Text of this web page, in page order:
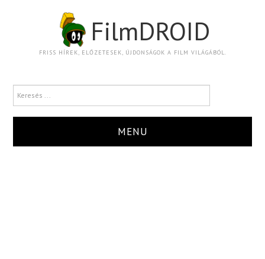
FilmDROID
FRISS HÍREK, ELŐZETESEK, ÚJDONSÁGOK A FILM VILÁGÁBÓL.
MENU